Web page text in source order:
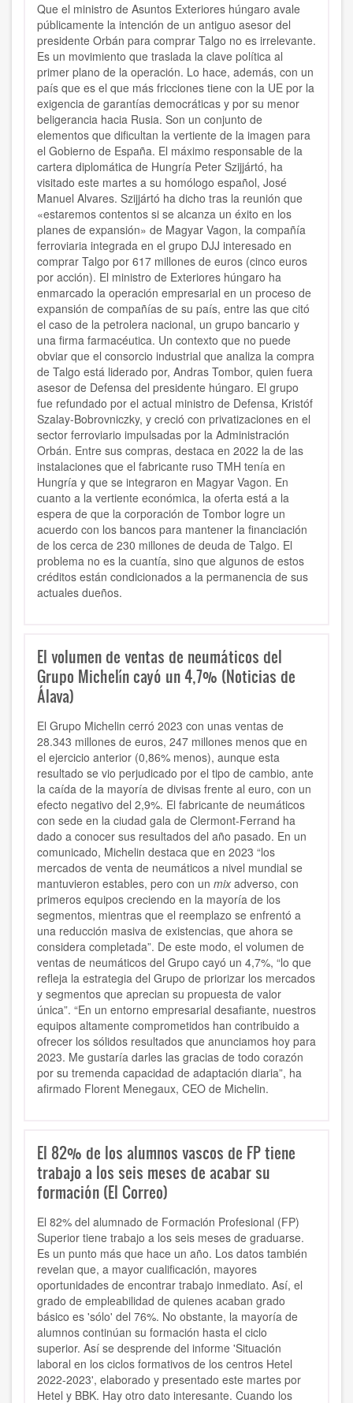
Que el ministro de Asuntos Exteriores húngaro avale
públicamente la intención de un antiguo asesor del
presidente Orbán para comprar Talgo no es irrelevante.
Es un movimiento que traslada la clave política al
primer plano de la operación. Lo hace, además, con un
país que es el que más fricciones tiene con la UE por la
exigencia de garantías democráticas y por su menor
beligerancia hacia Rusia. Son un conjunto de
elementos que dificultan la vertiente de la imagen para
el Gobierno de España. El máximo responsable de la
cartera diplomática de Hungría Peter Szijjártó, ha
visitado este martes a su homólogo español, José
Manuel Alvares. Szijjártó ha dicho tras la reunión que
«estaremos contentos si se alcanza un éxito en los
planes de expansión» de Magyar Vagon, la compañía
ferroviaria integrada en el grupo DJJ interesado en
comprar Talgo por 617 millones de euros (cinco euros
por acción). El ministro de Exteriores húngaro ha
enmarcado la operación empresarial en un proceso de
expansión de compañías de su país, entre las que citó
el caso de la petrolera nacional, un grupo bancario y
una firma farmacéutica. Un contexto que no puede
obviar que el consorcio industrial que analiza la compra
de Talgo está liderado por, Andras Tombor, quien fuera
asesor de Defensa del presidente húngaro. El grupo
fue refundado por el actual ministro de Defensa, Kristóf
Szalay-Bobrovniczky, y creció con privatizaciones en el
sector ferroviario impulsadas por la Administración
Orbán. Entre sus compras, destaca en 2022 la de las
instalaciones que el fabricante ruso TMH tenía en
Hungría y que se integraron en Magyar Vagon. En
cuanto a la vertiente económica, la oferta está a la
espera de que la corporación de Tombor logre un
acuerdo con los bancos para mantener la financiación
de los cerca de 230 millones de deuda de Talgo. El
problema no es la cuantía, sino que algunos de estos
créditos están condicionados a la permanencia de sus
actuales dueños.
El volumen de ventas de neumáticos del
Grupo Michelín cayó un 4,7% (Noticias de
Álava)
El Grupo Michelin cerró 2023 con unas ventas de
28.343 millones de euros, 247 millones menos que en
el ejercicio anterior (0,86% menos), aunque esta
resultado se vio perjudicado por el tipo de cambio, ante
la caída de la mayoría de divisas frente al euro, con un
efecto negativo del 2,9%. El fabricante de neumáticos
con sede en la ciudad gala de Clermont-Ferrand ha
dado a conocer sus resultados del año pasado. En un
comunicado, Michelin destaca que en 2023 “los
mercados de venta de neumáticos a nivel mundial se
mantuvieron estables, pero con un mix adverso, con
primeros equipos creciendo en la mayoría de los
segmentos, mientras que el reemplazo se enfrentó a
una reducción masiva de existencias, que ahora se
considera completada”. De este modo, el volumen de
ventas de neumáticos del Grupo cayó un 4,7%, “lo que
refleja la estrategia del Grupo de priorizar los mercados
y segmentos que aprecian su propuesta de valor
única”. “En un entorno empresarial desafiante, nuestros
equipos altamente comprometidos han contribuido a
ofrecer los sólidos resultados que anunciamos hoy para
2023. Me gustaría darles las gracias de todo corazón
por su tremenda capacidad de adaptación diaria”, ha
afirmado Florent Menegaux, CEO de Michelin.
El 82% de los alumnos vascos de FP tiene
trabajo a los seis meses de acabar su
formación (El Correo)
El 82% del alumnado de Formación Profesional (FP)
Superior tiene trabajo a los seis meses de graduarse.
Es un punto más que hace un año. Los datos también
revelan que, a mayor cualificación, mayores
oportunidades de encontrar trabajo inmediato. Así, el
grado de empleabilidad de quienes acaban grado
básico es 'sólo' del 76%. No obstante, la mayoría de
alumnos continúan su formación hasta el ciclo
superior. Así se desprende del informe 'Situación
laboral en los ciclos formativos de los centros Hetel
2022-2023', elaborado y presentado este martes por
Hetel y BBK. Hay otro dato interesante. Cuando los